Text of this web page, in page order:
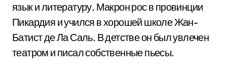
язык и литературу. Макрон рос в провинции
Пикардия и учился в хорошей школе Жан-
Батист де Ла Саль. В детстве он был увлечен
театром и писал собственные пьесы.